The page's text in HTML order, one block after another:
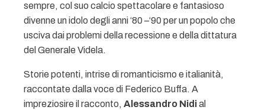
sempre, col suo calcio spettacolare e fantasioso
divenne un idolo degli anni ‘80 –‘90 per un popolo che
usciva dai problemi della recessione e della dittatura
del Generale Videla.
Storie potenti, intrise di romanticismo e italianità,
raccontate dalla voce di Federico Buffa. A
impreziosire il racconto, Alessandro Nidial